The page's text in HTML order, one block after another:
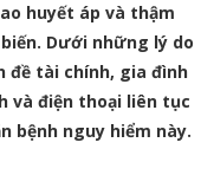
huyết áp và thậm
Dưới những lý do
đề tài chính, gia đình
và điện thoại liên tục
bệnh nguy hiểm này.